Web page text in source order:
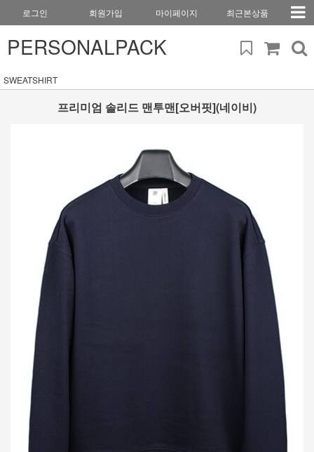
로그인 회원가입 마이페이지 최근본상품
PERSONALPACK
SWEATSHIRT
프리미엄 솔리드 맨투맨[오버핏](네이비)